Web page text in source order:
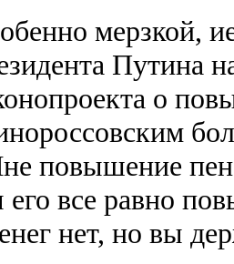
мерзкой,
Путина
о
повышение
все равно
нет, но вы